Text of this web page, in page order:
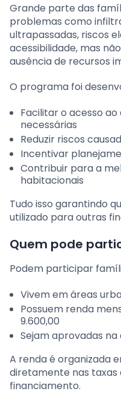
Grande parte das
problemas como
ultrapassadas, riscos
acessibilidade, mas
ausência de recursos
O programa foi
Facilitar o acesso
necessárias
Reduzir riscos
Incentivar
Contribuir para a
habitacionais
Tudo isso garantindo
utilizado para outras
Quem pode
Podem participar
Vivem em áreas
Possuem renda
9.600,00
Sejam aprovadas
A renda é organizada
diretamente nas taxas
financiamento.